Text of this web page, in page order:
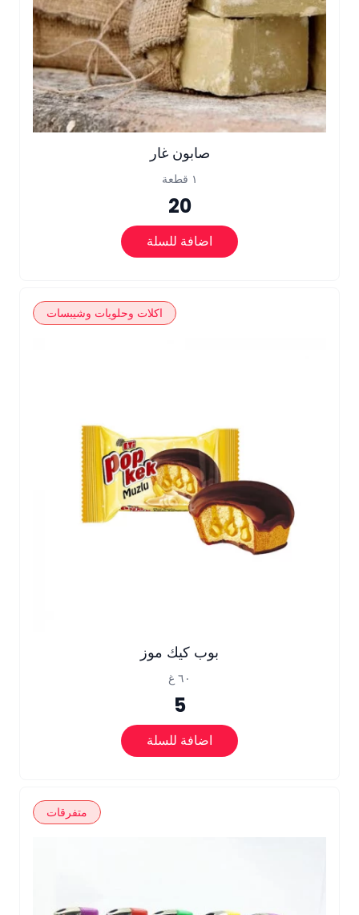
صابون غار
١ قطعة
20
اضافة للسلة
اكلات وحلويات وشيبسات
بوب كيك موز
٦٠ غ
5
اضافة للسلة
متفرقات